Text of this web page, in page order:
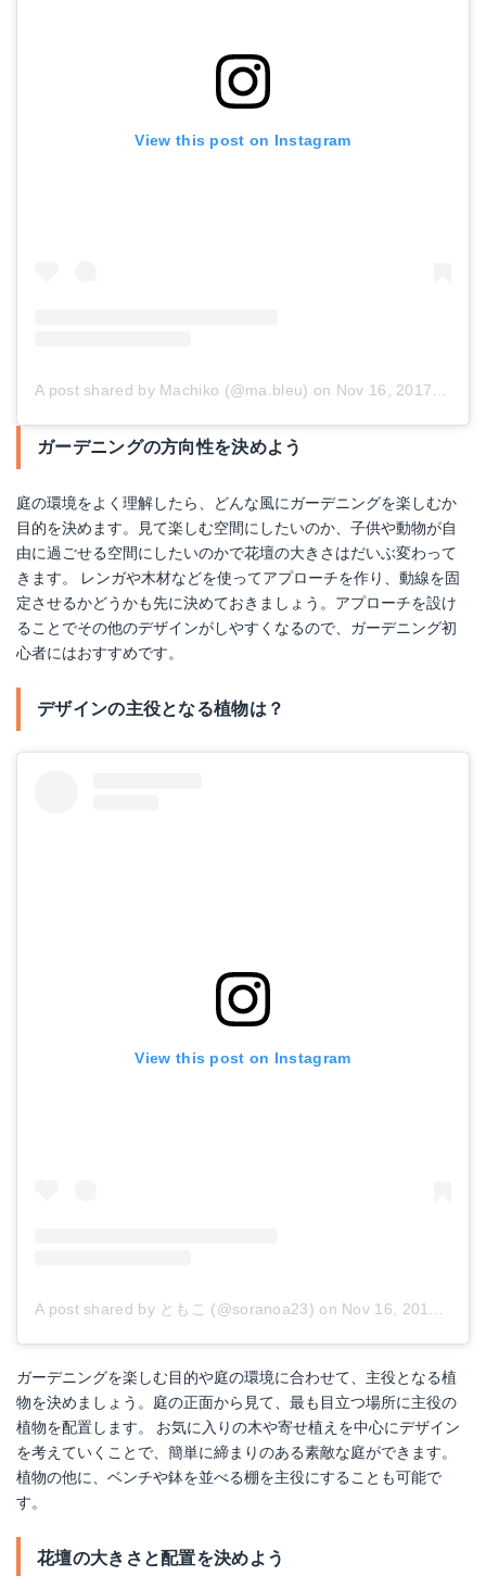
View this post on Instagram
A post shared by Machiko (@ma.bleu) on Nov 16, 2017 at 4:10pm PST
ガーデニングの方向性を決めよう
庭の環境をよく理解したら、どんな風にガーデニングを楽しむか
目的を決めます。見て楽しむ空間にしたいのか、子供や動物が自
由に過ごせる空間にしたいのかで花壇の大きさはだいぶ変わって
きます。 レンガや木材などを使ってアプローチを作り、動線を固
定させるかどうかも先に決めておきましょう。アプローチを設け
ることでその他のデザインがしやすくなるので、ガーデニング初
心者にはおすすめです。
デザインの主役となる植物は？
View this post on Instagram
A post shared by ともこ (@soranoa23) on Nov 16, 2017 at 4:38pm PST
ガーデニングを楽しむ目的や庭の環境に合わせて、主役となる植
物を決めましょう。庭の正面から見て、最も目立つ場所に主役の
植物を配置します。 お気に入りの木や寄せ植えを中心にデザイン
を考えていくことで、簡単に締まりのある素敵な庭ができます。
植物の他に、ベンチや鉢を並べる棚を主役にすることも可能で
す。
花壇の大きさと配置を決めよう